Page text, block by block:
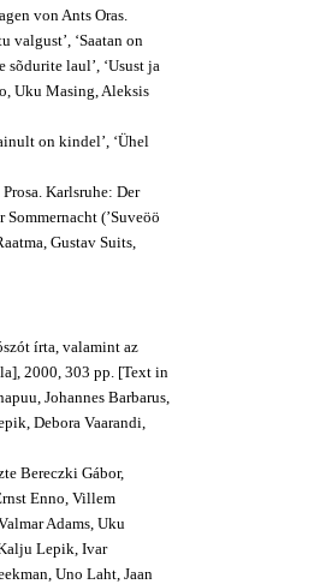
von Ants Oras.
valgust’, ‘Saatan on
sõdurite laul’, ‘Usust ja
Uku Masing, Aleksis
on kindel’, ‘Ühel
Karlsruhe: Der
(’Suveöö
Gustav Suits,
írta, valamint az
2000, 303 pp. [Text in
Johannes Barbarus,
Debora Vaarandi,
Bereczki Gábor,
Enno, Villem
Adams, Uku
Lepik, Ivar
Uno Laht, Jaan